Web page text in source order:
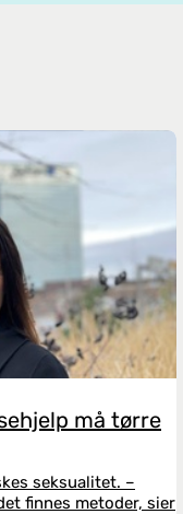
må tørre
seksualitet. –
finnes metoder, sier